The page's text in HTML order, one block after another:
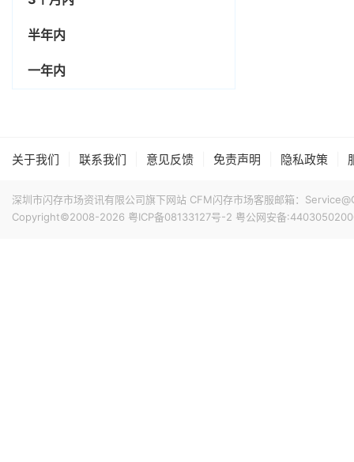
半年内
一年内
关于我们 联系我们 意见反馈 免责声明 隐私政策
深圳市闪存市场资讯有限公司旗下网站 CFM闪存市场客服邮箱：
Copyright©2008-2026 粤ICP备08133127号-2 粤公网安备